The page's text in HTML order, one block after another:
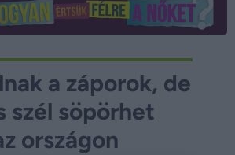
a záporok, de
szél söpörhet
országon